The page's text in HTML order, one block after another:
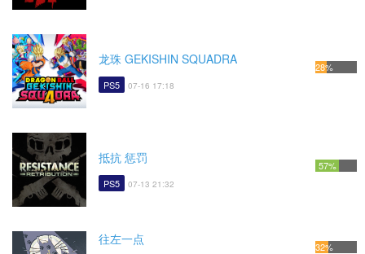
龙珠 GEKISHIN SQUADRA
PS5 07-16 17:18
28%
抵抗 惩罚
PS5 07-13 21:32
57%
往左一点 32%